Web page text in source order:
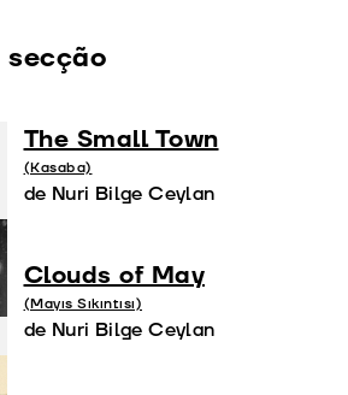
secção
The Small Town
(Kasaba)
de Nuri Bilge Ceylan
Clouds of May
(Mayıs Sıkıntısı)
de Nuri Bilge Ceylan